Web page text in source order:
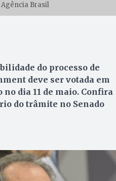
Brasil
do processo de
deve ser votada em
dia 11 de maio. Confira
do trâmite no Senado